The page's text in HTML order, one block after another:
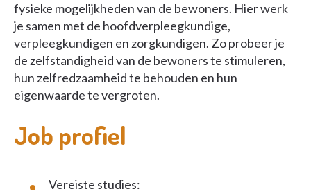
fysieke mogelijkheden van de bewoners. Hier werk
je samen met de hoofdverpleegkundige,
verpleegkundigen en zorgkundigen. Zo probeer je
de zelfstandigheid van de bewoners te stimuleren,
hun zelfredzaamheid te behouden en hun
eigenwaarde te vergroten.
Job profiel
Vereiste studies: